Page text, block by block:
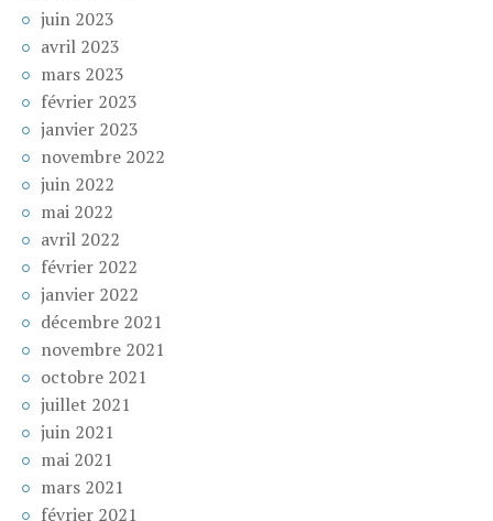
juin 2023
avril 2023
mars 2023
février 2023
janvier 2023
novembre 2022
juin 2022
mai 2022
avril 2022
février 2022
janvier 2022
décembre 2021
novembre 2021
octobre 2021
juillet 2021
juin 2021
mai 2021
mars 2021
février 2021